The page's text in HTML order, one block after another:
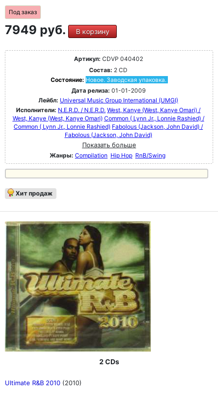
Под заказ
7949 руб. В корзину
Артикул: CDVP 040402
Состав: 2 CD
Состояние: Новое. Заводская упаковка.
Дата релиза: 01-01-2009
Лейбл: Universal Music Group International (UMGI)
Исполнители: N.E.R.D. / N.E.R.D. West, Kanye (West, Kanye Omari) /
West, Kanye (West, Kanye Omari) Common ( Lynn Jr., Lonnie Rashied) /
Common ( Lynn Jr., Lonnie Rashied) Fabolous (Jackson, John David) /
Fabolous (Jackson, John David)
Показать больше
Жанры: Compilation Hip Hop RnB/Swing
Хит продаж
2 CDs
Ultimate R&B 2010 (2010)